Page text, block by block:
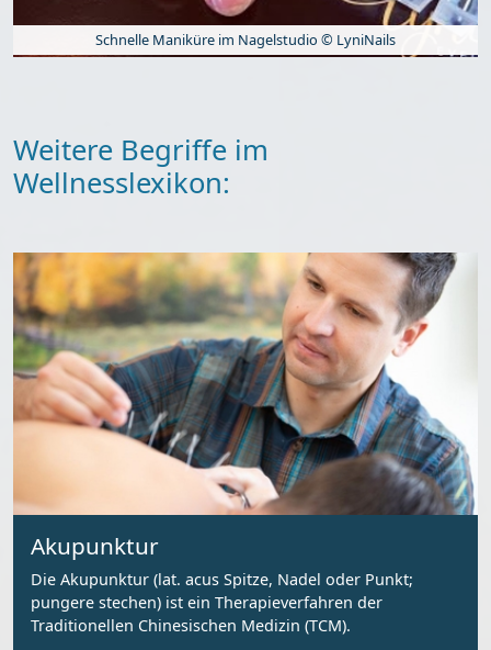
Schnelle Maniküre im Nagelstudio © LyniNails
Weitere Begriffe im
Wellnesslexikon:
Akupunktur
Die Akupunktur (lat. acus Spitze, Nadel oder Punkt;
pungere stechen) ist ein Therapieverfahren der
Traditionellen Chinesischen Medizin (TCM).